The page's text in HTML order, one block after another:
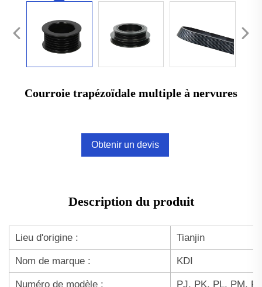
Courroie trapézoïdale multiple à nervures
Obtenir un devis
Description du produit
Lieu d'origine : Tianjin
Nom de marque : KDI
Numéro de modèle : PJ, PK, PL, PM,